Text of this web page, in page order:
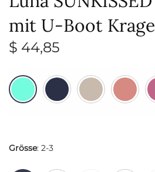
mit U-Boot
$ 44,85
Grösse: 2-3